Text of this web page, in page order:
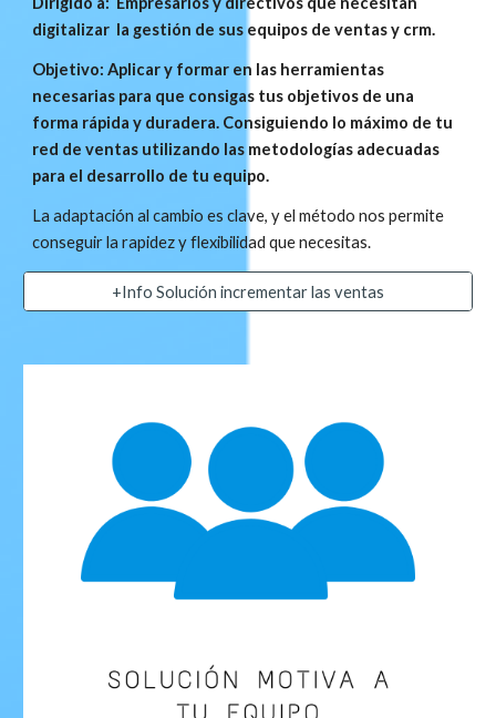
digitalizar  la gestión de sus equipos de ventas y crm.
Objetivo: Aplicar y formar en las herramientas
necesarias para que consigas tus objetivos de una
forma rápida y duradera. Consiguiendo lo máximo de tu
red de ventas utilizando las metodologías adecuadas
para el desarrollo de tu equipo.
La adaptación al cambio es clave, y el método nos permite
conseguir la rapidez y flexibilidad que necesitas.
+Info Solución incrementar las ventas